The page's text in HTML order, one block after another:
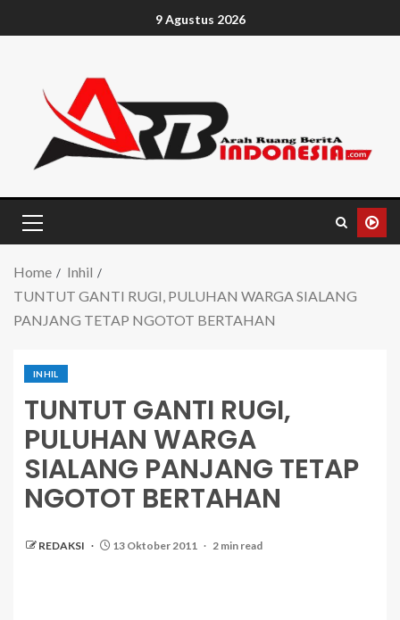
9 Agustus 2026
Home
Inhil
TUNTUT GANTI RUGI, PULUHAN WARGA SIALANG
PANJANG TETAP NGOTOT BERTAHAN
INHIL
TUNTUT GANTI RUGI,
PULUHAN WARGA
SIALANG PANJANG TETAP
NGOTOT BERTAHAN
REDAKSI 13 Oktober 2011 2 min read